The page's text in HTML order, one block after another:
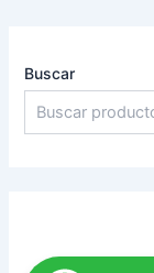
Buscar